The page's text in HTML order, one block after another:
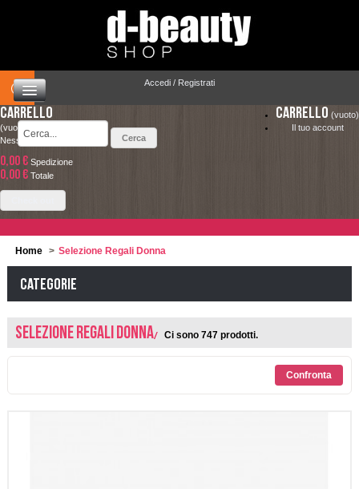
Accedi / Registrati
Carrello (vuoto)
Il tuo account
Carrello
(vuoto)
Nessun prodotto
0,00 € Spedizione
0,00 € Totale
HOME
VISO E CORPO
SOLARI
UOMO
LA SPEDIZIONE COSTA SOLO 4.90 € ED È
COMPLETAMENTE GRATUITA PER ORDINI
Home > Selezione Regali Donna
Categorie
Selezione Regali Donna Ci sono 747 prodotti.